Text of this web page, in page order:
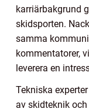
karriärbakgrund
skidsporten.
samma
kommentatorer,
leverera en
Tekniska
av skidteknik